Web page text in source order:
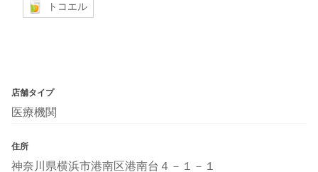
トコエル
店舗タイプ
医療機関
住所
神奈川県横浜市港南区港南台４－１－１